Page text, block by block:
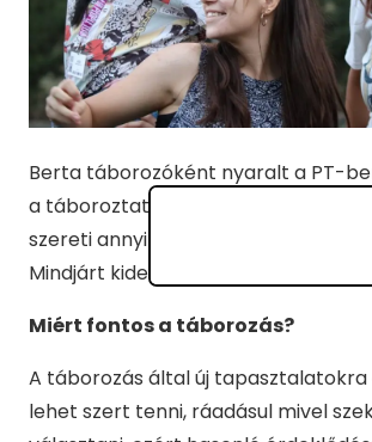
Berta táborozóként nyaralt a PT-
a táboroztatók sorát gyarapítja.
szereti annyira a
Mindjárt kiderül.
Miért fontos a táborozás?
A táborozás által új
lehet szert tenni, ráadásul mivel